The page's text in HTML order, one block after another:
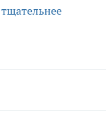
тщательнее